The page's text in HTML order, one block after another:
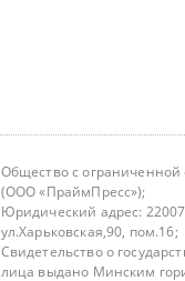
Общество с
(ООО «ПраймПресс»);
Юридический адрес:
ул.Харьковская,90, пом.16;
Свидетельство о
лица выдано Минским